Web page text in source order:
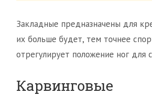
Закладные предназначены для
их больше будет, тем точнее
отрегулирует положение ног для
Карвинговые